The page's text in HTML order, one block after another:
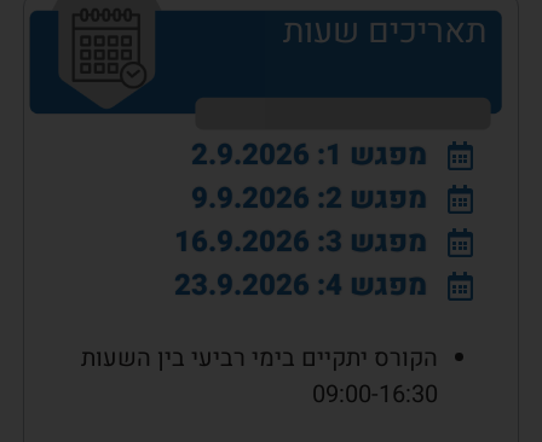
תאריכים שעות
מפגש 1: 2.9.2026
מפגש 2: 9.9.2026
מפגש 3: 16.9.2026
מפגש 4: 23.9.2026
הקורס יתקיים בימי רביעי בין השעות
09:00-16:30